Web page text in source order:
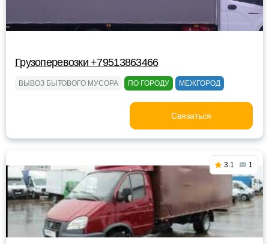
Грузоперевозки +79513863466
ВЫВОЗ БЫТОВОГО МУСОРА ПО ГОРОДУ МЕЖГОРОД
Связаться
3.1 1